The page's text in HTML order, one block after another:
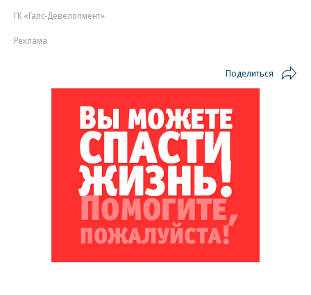
ГК «Галс-Девелопмент»
Реклама
Поделиться